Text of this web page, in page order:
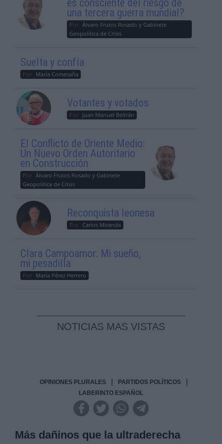
es consciente del riesgo de
una tercera guerra mundial?
Por Álvaro Frutos Rosado y Gabinete
Geopolítica de Crisis
Suelta y confía
Por María Comesaña
Votantes y votados
Por Juan Manuel Beltrán
El Conflicto de Oriente Medio:
Un Nuevo Orden Autoritario
en Construcción
Por Álvaro Frutos Rosado y Gabinete
Geopolítica de Crisis
Reconquista leonesa
Por Carlos Miranda
Clara Campoamor: Mi sueño,
mi pesadilla
Por María Pérez Herrero
NOTICIAS MAS VISTAS
OPINIONES PLURALES PARTIDOS POLÍTICOS
LABERINTO ESPAÑOL
Más dañinos que la ultraderecha